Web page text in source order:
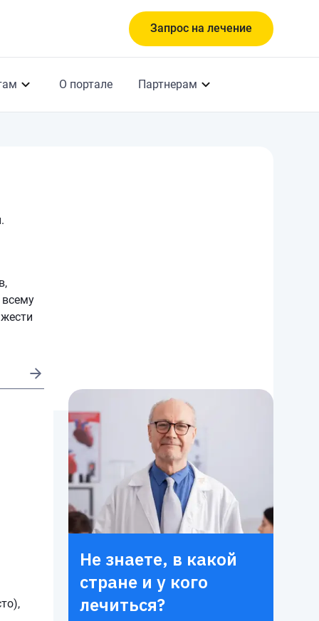
Запрос на лечение
О портале Партнерам
Не знаете, в какой
стране и у кого
лечиться?